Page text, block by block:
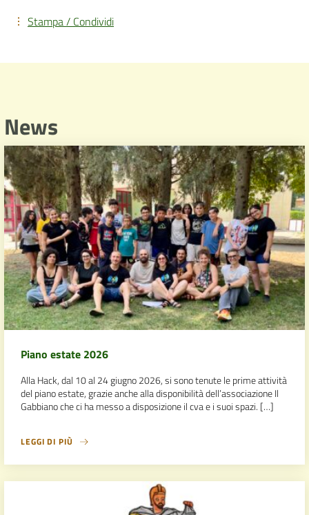
Stampa / Condividi
News
Piano estate 2026
Alla Hack, dal 10 al 24 giugno 2026, si sono tenute le prime attività
del piano estate, grazie anche alla disponibilità dell’associazione Il
Gabbiano che ci ha messo a disposizione il cva e i suoi spazi. […]
LEGGI DI PIÙ